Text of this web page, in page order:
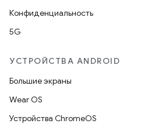
Конфиденциальность
5G
УСТРОЙСТВА ANDROID
Большие экраны
Wear OS
Устройства ChromeOS